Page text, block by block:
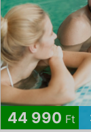
44 990 Ft